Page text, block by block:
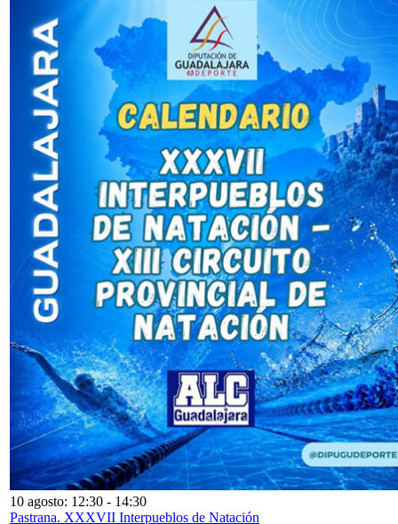
10 agosto: 12:30 - 14:30
Pastrana. XXXVII Interpueblos de Natación